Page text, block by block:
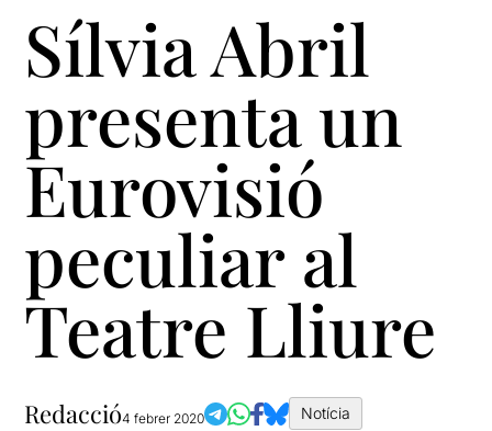
Sílvia Abril
presenta un
Eurovisió
peculiar al
Teatre Lliure
Redacció4 febrer 2020 Notícia